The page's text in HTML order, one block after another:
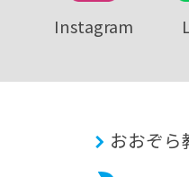
Instagram
おおぞら